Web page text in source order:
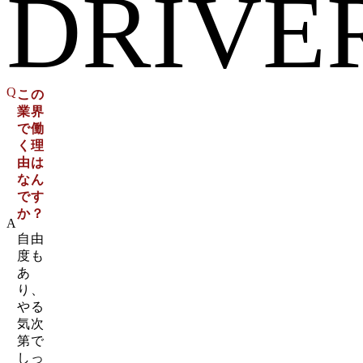
Q この
業界
で働
く理
由は
なん
です
か？
A
自由
度も
あ
り、
やる
気次
第で
しっ